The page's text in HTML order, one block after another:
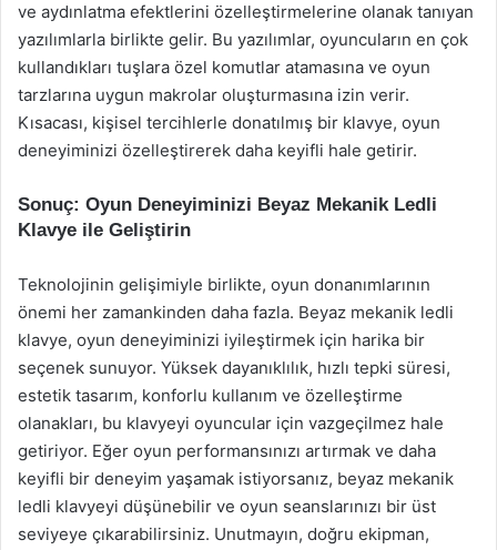
ve aydınlatma efektlerini özelleştirmelerine olanak tanıyan
yazılımlarla birlikte gelir. Bu yazılımlar, oyuncuların en çok
kullandıkları tuşlara özel komutlar atamasına ve oyun
tarzlarına uygun makrolar oluşturmasına izin verir.
Kısacası, kişisel tercihlerle donatılmış bir klavye, oyun
deneyiminizi özelleştirerek daha keyifli hale getirir.
Sonuç: Oyun Deneyiminizi Beyaz Mekanik Ledli
Klavye ile Geliştirin
Teknolojinin gelişimiyle birlikte, oyun donanımlarının
önemi her zamankinden daha fazla. Beyaz mekanik ledli
klavye, oyun deneyiminizi iyileştirmek için harika bir
seçenek sunuyor. Yüksek dayanıklılık, hızlı tepki süresi,
estetik tasarım, konforlu kullanım ve özelleştirme
olanakları, bu klavyeyi oyuncular için vazgeçilmez hale
getiriyor. Eğer oyun performansınızı artırmak ve daha
keyifli bir deneyim yaşamak istiyorsanız, beyaz mekanik
ledli klavyeyi düşünebilir ve oyun seanslarınızı bir üst
seviyeye çıkarabilirsiniz. Unutmayın, doğru ekipman,